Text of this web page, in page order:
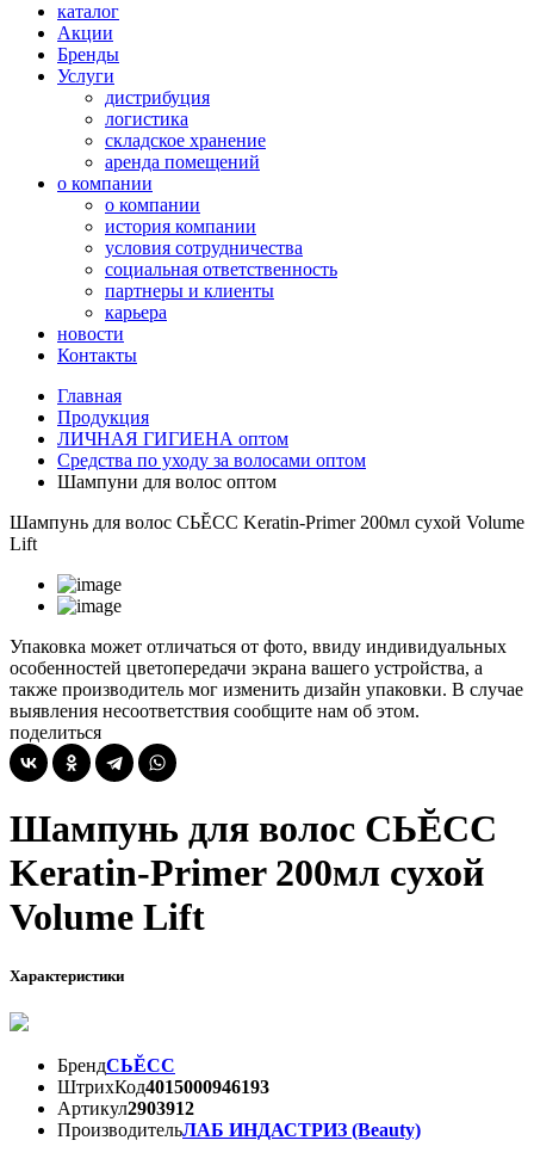
каталог
Акции
Бренды
Услуги
дистрибуция
логистика
складское хранение
аренда помещений
о компании
о компании
история компании
условия сотрудничества
социальная ответственность
партнеры и клиенты
карьера
новости
Контакты
Главная
Продукция
ЛИЧНАЯ ГИГИЕНА оптом
Средства по уходу за волосами оптом
Шампуни для волос оптом
Шампунь для волос СЬĔСС Keratin-Primer 200мл сухой Volume
Lift
Упаковка может отличаться от фото, ввиду индивидуальных
особенностей цветопередачи экрана вашего устройства, а
также производитель мог изменить дизайн упаковки. В случае
выявления несоответствия сообщите нам об этом.
поделиться
Шампунь для волос СЬĔСС
Keratin-Primer 200мл сухой
Volume Lift
Характеристики
БрендСЬĔСС
ШтрихКод4015000946193
Артикул2903912
ПроизводительЛАБ ИНДАСТРИЗ (Beauty)